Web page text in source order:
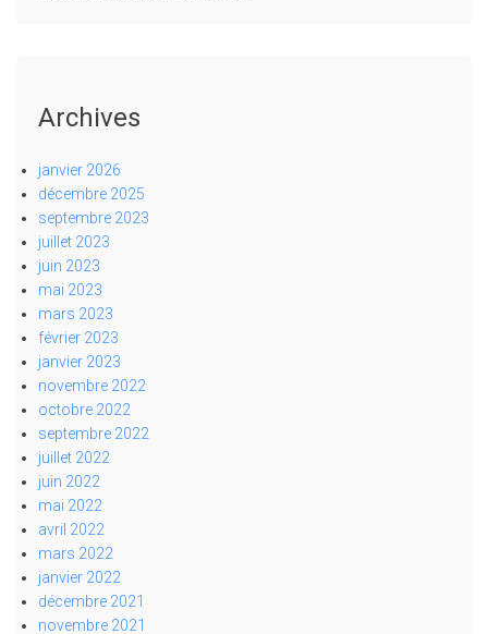
Archives
janvier 2026
décembre 2025
septembre 2023
juillet 2023
juin 2023
mai 2023
mars 2023
février 2023
janvier 2023
novembre 2022
octobre 2022
septembre 2022
juillet 2022
juin 2022
mai 2022
avril 2022
mars 2022
janvier 2022
décembre 2021
novembre 2021